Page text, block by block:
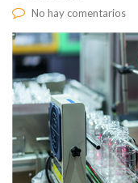
No hay comentarios